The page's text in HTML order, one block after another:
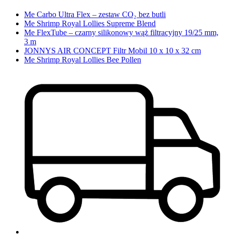
Me Carbo Ultra Flex – zestaw CO₂ bez butli
Me Shrimp Royal Lollies Supreme Blend
Me FlexTube – czarny silikonowy wąż filtracyjny 19/25 mm,
3 m
JONNYS AIR CONCEPT Filtr Mobil 10 x 10 x 32 cm
Me Shrimp Royal Lollies Bee Pollen